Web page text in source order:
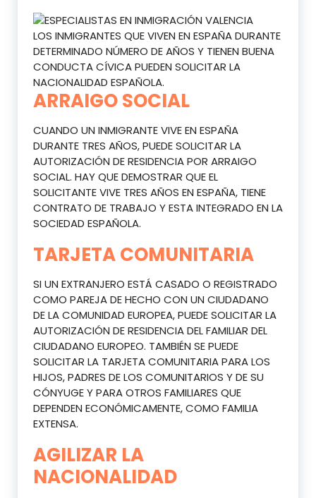
LOS INMIGRANTES QUE VIVEN EN ESPAÑA DURANTE
DETERMINADO NÚMERO DE AÑOS Y TIENEN BUENA
CONDUCTA CÍVICA PUEDEN SOLICITAR LA
NACIONALIDAD ESPAÑOLA.
ARRAIGO SOCIAL
CUANDO UN INMIGRANTE VIVE EN ESPAÑA
DURANTE TRES AÑOS, PUEDE SOLICITAR LA
AUTORIZACIÓN DE RESIDENCIA POR ARRAIGO
SOCIAL. HAY QUE DEMOSTRAR QUE EL
SOLICITANTE VIVE TRES AÑOS EN ESPAÑA, TIENE
CONTRATO DE TRABAJO Y ESTA INTEGRADO EN LA
SOCIEDAD ESPAÑOLA.
TARJETA COMUNITARIA
SI UN EXTRANJERO ESTÁ CASADO O REGISTRADO
COMO PAREJA DE HECHO CON UN CIUDADANO
DE LA COMUNIDAD EUROPEA, PUEDE SOLICITAR LA
AUTORIZACIÓN DE RESIDENCIA DEL FAMILIAR DEL
CIUDADANO EUROPEO. TAMBIÉN SE PUEDE
SOLICITAR LA TARJETA COMUNITARIA PARA LOS
HIJOS, PADRES DE LOS COMUNITARIOS Y DE SU
CÓNYUGE Y PARA OTROS FAMILIARES QUE
DEPENDEN ECONÓMICAMENTE, COMO FAMILIA
EXTENSA.
AGILIZAR LA
NACIONALIDAD